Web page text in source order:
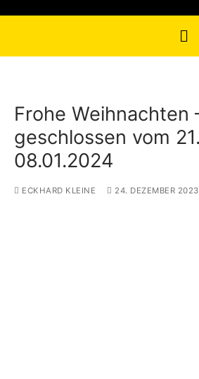
Frohe Weihnachten
geschlossen vom
08.01.2024
ECKHARD KLEINE 24. DEZEMBER 2023